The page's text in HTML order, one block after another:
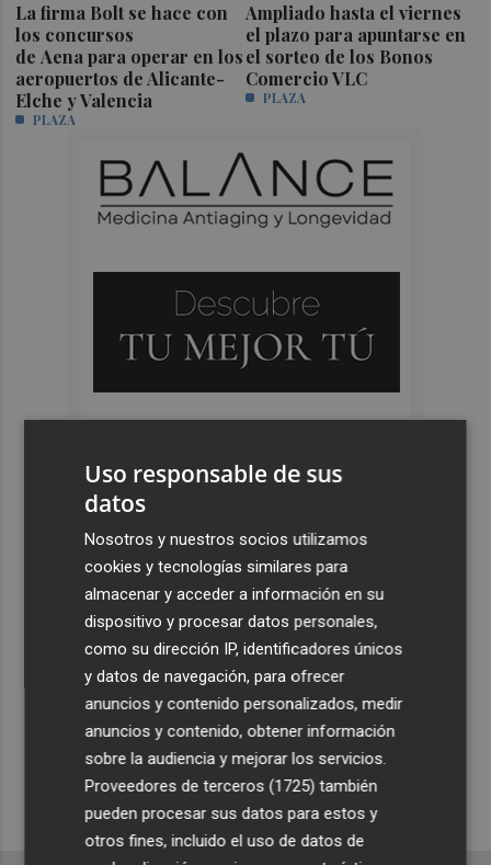
La firma Bolt se hace con
los concursos
de Aena para operar en los
aeropuertos de Alicante-
Elche y Valencia
PLAZA
Ampliado hasta el viernes
el plazo para apuntarse en
el sorteo de los Bonos
Comercio VLC
PLAZA
Uso responsable de sus
datos
Nosotros y nuestros socios utilizamos
cookies y tecnologías similares para
almacenar y acceder a información en su
dispositivo y procesar datos personales,
como su dirección IP, identificadores únicos
y datos de navegación, para ofrecer
anuncios y contenido personalizados, medir
anuncios y contenido, obtener información
sobre la audiencia y mejorar los servicios.
Proveedores de terceros (1725) también
pueden procesar sus datos para estos y
otros fines, incluido el uso de datos de